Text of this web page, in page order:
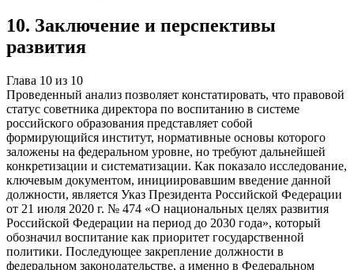
10. Заключение и перспективы
развития
Глава 10 из 10
Проведенный анализ позволяет констатировать, что правовой
статус советника директора по воспитанию в системе
российского образования представляет собой
формирующийся институт, нормативные основы которого
заложены на федеральном уровне, но требуют дальнейшей
конкретизации и систематизации. Как показало исследование,
ключевым документом, инициировавшим введение данной
должности, является Указ Президента Российской Федерации
от 21 июля 2020 г. № 474 «О национальных целях развития
Российской Федерации на период до 2030 года», который
обозначил воспитание как приоритет государственной
политики. Последующее закрепление должности в
федеральном законодательстве, а именно в Федеральном